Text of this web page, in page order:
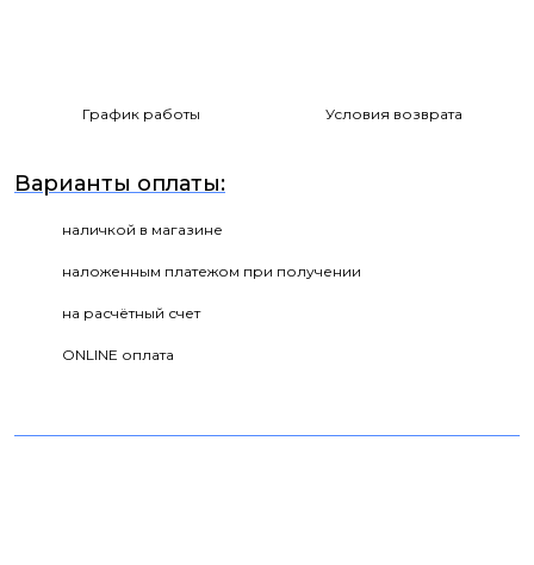
График работы Условия возврата
Варианты оплаты:
наличкой в магазине
наложенным платежом при получении
на расчётный счет
ONLINE оплата